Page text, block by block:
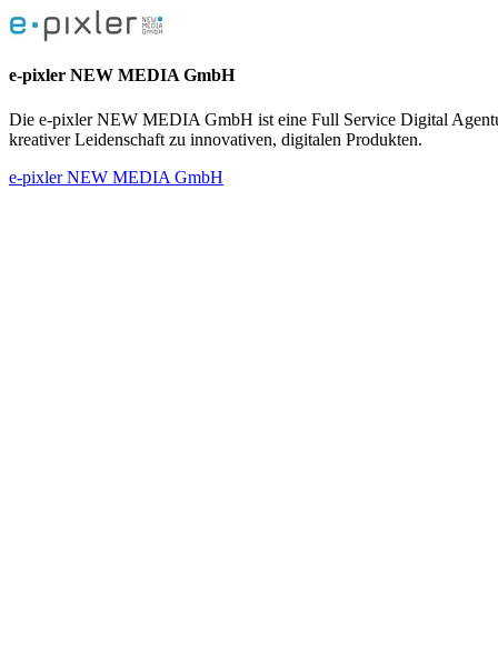
e-pixler NEW MEDIA GmbH
Die e-pixler NEW MEDIA GmbH ist eine Full Service Digital
kreativer Leidenschaft zu innovativen, digitalen Produkten.
e-pixler NEW MEDIA GmbH